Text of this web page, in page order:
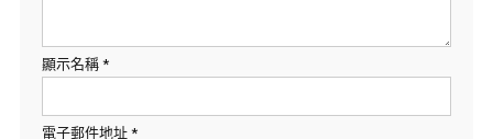
顯示名稱 *
電子郵件地址 *